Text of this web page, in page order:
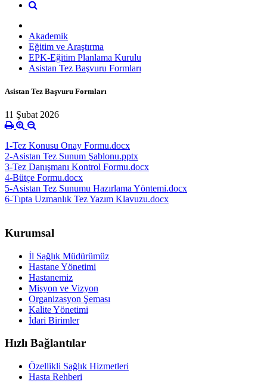
Akademik
Eğitim ve Araştırma
EPK-Eğitim Planlama Kurulu
Asistan Tez Başvuru Formları
Asistan Tez Başvuru Formları
11 Şubat 2026
1-Tez Konusu Onay Formu.docx
2-Asistan Tez Sunum Şablonu.pptx
3-Tez Danışmanı Kontrol Formu.docx
4-Bütçe Formu.docx
5-Asistan Tez Sunumu Hazırlama Yöntemi.docx
6-Tıpta Uzmanlık Tez Yazım Klavuzu.docx
Kurumsal
İl Sağlık Müdürümüz
Hastane Yönetimi
Hastanemiz
Misyon ve Vizyon
Organizasyon Şeması
Kalite Yönetimi
İdari Birimler
Hızlı Bağlantılar
Özellikli Sağlık Hizmetleri
Hasta Rehberi